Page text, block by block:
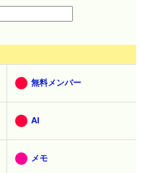
無料メンバー
AI
メモ